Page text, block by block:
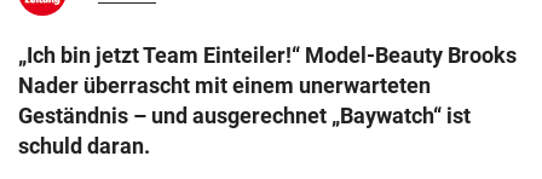
„Ich bin jetzt Team Einteiler!“ Model-Beauty Brooks
Nader überrascht mit einem unerwarteten
Geständnis – und ausgerechnet „Baywatch“ ist
schuld daran.